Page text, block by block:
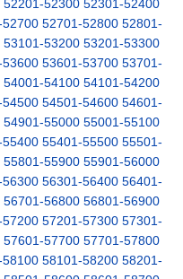
52201-52300 52301-52400
52701-52800 52801-
53101-53200 53201-53300
53601-53700 53701-
54001-54100 54101-54200
54501-54600 54601-
54901-55000 55001-55100
55401-55500 55501-
55801-55900 55901-56000
56301-56400 56401-
56701-56800 56801-56900
57201-57300 57301-
57601-57700 57701-57800
58101-58200 58201-